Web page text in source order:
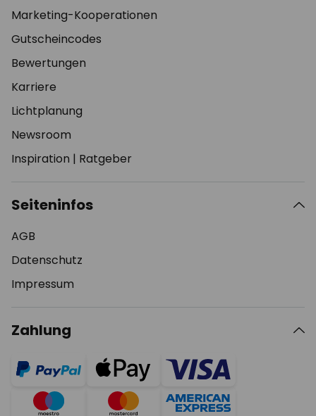
Marketing-Kooperationen
Gutscheincodes
Bewertungen
Karriere
Lichtplanung
Newsroom
Inspiration | Ratgeber
Seiteninfos
AGB
Datenschutz
Impressum
Zahlung